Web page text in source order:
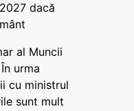
dacă
al Muncii
urma
cu ministrul
sunt mult